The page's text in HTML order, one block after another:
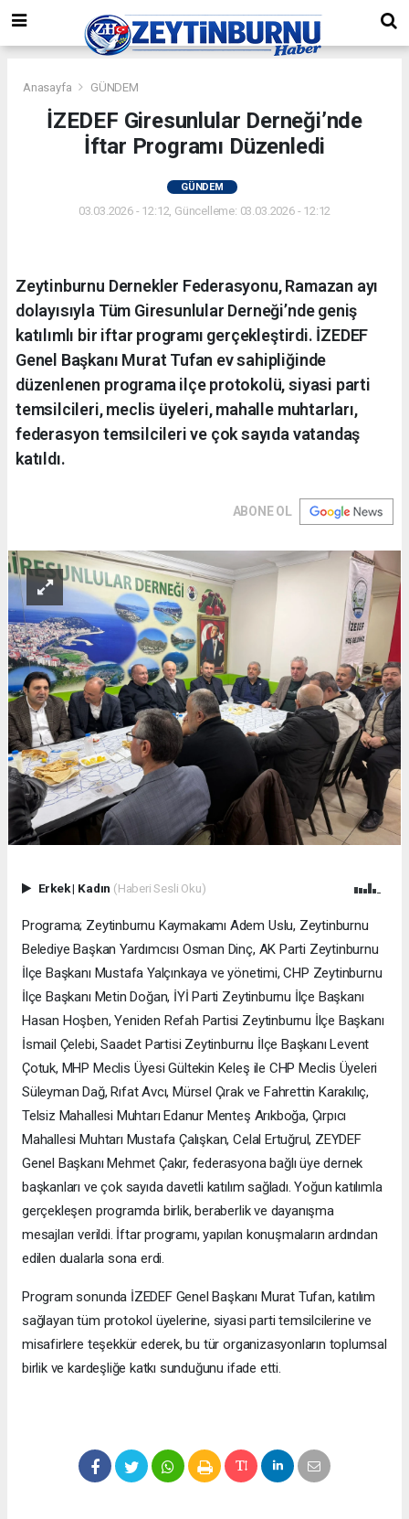
Anasayfa GÜNDEM
İZEDEF Giresunlular Derneği’nde
İftar Programı Düzenledi
GÜNDEM
03.03.2026 - 12:12, Güncelleme: 03.03.2026 - 12:12
Zeytinburnu Dernekler Federasyonu, Ramazan ayı
dolayısıyla Tüm Giresunlular Derneği’nde geniş
katılımlı bir iftar programı gerçekleştirdi. İZEDEF
Genel Başkanı Murat Tufan ev sahipliğinde
düzenlenen programa ilçe protokolü, siyasi parti
temsilcileri, meclis üyeleri, mahalle muhtarları,
federasyon temsilcileri ve çok sayıda vatandaş
katıldı.
ABONE OL
Erkek| Kadın (Haberi Sesli Oku)
Programa; Zeytinburnu Kaymakamı Adem Uslu, Zeytinburnu
Belediye Başkan Yardımcısı Osman Dinç, AK Parti Zeytinburnu
İlçe Başkanı Mustafa Yalçınkaya ve yönetimi, CHP Zeytinburnu
İlçe Başkanı Metin Doğan, İYİ Parti Zeytinburnu İlçe Başkanı
Hasan Hoşben, Yeniden Refah Partisi Zeytinburnu İlçe Başkanı
İsmail Çelebi, Saadet Partisi Zeytinburnu İlçe Başkanı Levent
Çotuk, MHP Meclis Üyesi Gültekin Keleş ile CHP Meclis Üyeleri
Süleyman Dağ, Rıfat Avcı, Mürsel Çırak ve Fahrettin Karakılıç,
Telsiz Mahallesi Muhtarı Edanur Menteş Arıkboğa, Çırpıcı
Mahallesi Muhtarı Mustafa Çalışkan, Celal Ertuğrul, ZEYDEF
Genel Başkanı Mehmet Çakır, federasyona bağlı üye dernek
başkanları ve çok sayıda davetli katılım sağladı. Yoğun katılımla
gerçekleşen programda birlik, beraberlik ve dayanışma
mesajları verildi. İftar programı, yapılan konuşmaların ardından
edilen dualarla sona erdi.
Program sonunda İZEDEF Genel Başkanı Murat Tufan, katılım
sağlayan tüm protokol üyelerine, siyasi parti temsilcilerine ve
misafirlere teşekkür ederek, bu tür organizasyonların toplumsal
birlik ve kardeşliğe katkı sunduğunu ifade etti.